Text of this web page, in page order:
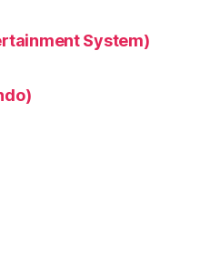
System)